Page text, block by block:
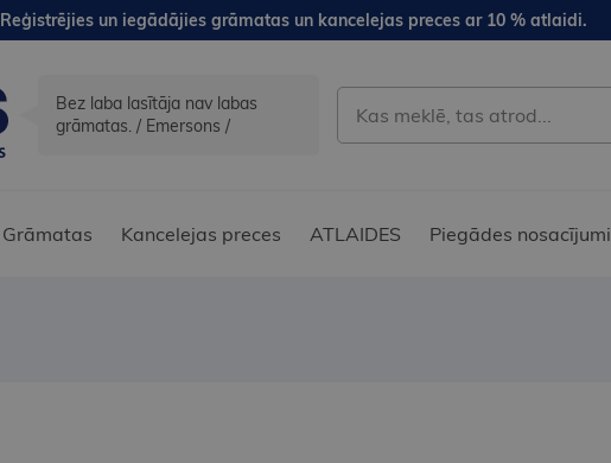
Reģistrējies un iegādājies grāmatas un kancelejas preces ar 10 % atlaidi.
Bez laba lasītāja nav labas
grāmatas. / Emersons /
Grāmatas Kancelejas preces ATLAIDES Piegādes nosacījumi